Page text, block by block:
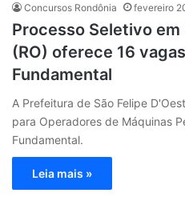
Concursos Rondônia fevereiro
Processo Seletivo em
(RO) oferece 16
Fundamental
A Prefeitura de São Felipe
para Operadores de Máquinas
Fundamental.
Leia mais »